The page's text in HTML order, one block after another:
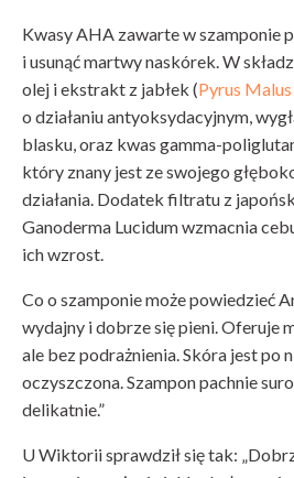
Kwasy AHA zawarte w szamponie
i usunąć martwy naskórek. W
olej i ekstrakt z jabłek (Pyrus Malus
o działaniu antyoksydacyjnym,
blasku, oraz kwas gamma-
który znany jest ze swojego
działania. Dodatek filtratu z
Ganoderma Lucidum wzmacnia
ich wzrost.
Co o szamponie może powiedzieć
wydajny i dobrze się pieni. Oferuje
ale bez podrażnienia. Skóra jest po
oczyszczona. Szampon pachnie
delikatnie.”
U Wiktorii sprawdził się tak: